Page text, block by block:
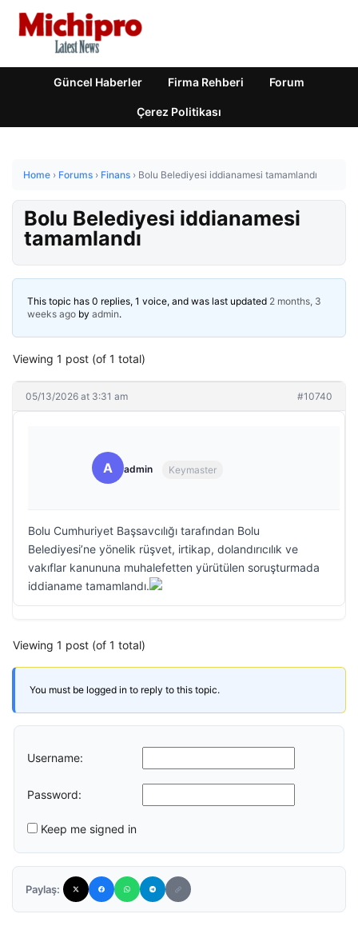
Güncel Haberler Firma Rehberi Forum
Çerez Politikası
Home › Forums › Finans › Bolu Belediyesi iddianamesi tamamlandı
Bolu Belediyesi iddianamesi
tamamlandı
This topic has 0 replies, 1 voice, and was last updated 2 months, 3
weeks ago by admin.
Viewing 1 post (of 1 total)
05/13/2026 at 3:31 am #10740
A admin Keymaster
Bolu Cumhuriyet Başsavcılığı tarafından Bolu
Belediyesi’ne yönelik rüşvet, irtikap, dolandırıcılık ve
vakıflar kanununa muhalefetten yürütülen soruşturmada
iddianame tamamlandı.
Viewing 1 post (of 1 total)
You must be logged in to reply to this topic.
Username:
Password:
Keep me signed in
Paylaş: